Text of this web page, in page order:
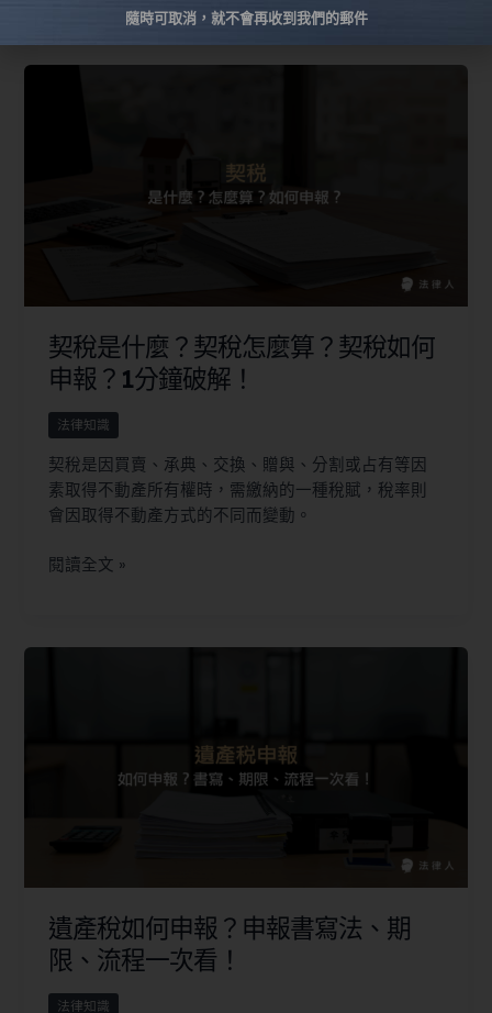
契稅是什麼？契稅怎麼算？契稅如何
申報？1分鐘破解！
法律知識
契稅是因買賣、承典、交換、贈與、分割或占有等因
素取得不動產所有權時，需繳納的一種稅賦，稅率則
會因取得不動產方式的不同而變動。
閱讀全文 »
遺產稅如何申報？申報書寫法、期
限、流程一次看！
法律知識
隨時可取消，就不會再收到我們的郵件